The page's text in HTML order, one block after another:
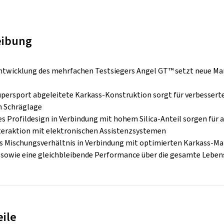
des mehrfachen Testsiegers Angel GT™ setzt neue
abgeleitete Karkass-Konstruktion sorgt für
Schräglage
Profildesign in Verbindung mit hohem Silica-Anteil sorgen für
mit elektronischen Assistenzsystemen
Mischungsverhältnis in Verbindung mit optimierten Karkass-
eine gleichbleibende Performance über die gesamte